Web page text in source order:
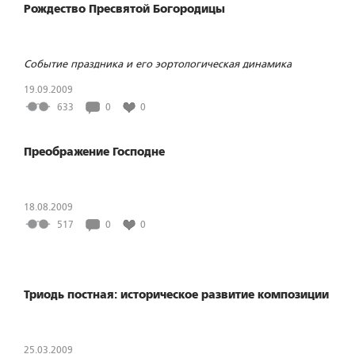
Рождество Пресвятой Богородицы
Событие праздника и его эортологическая динамика
19.09.2009
633
0 0
Преображение Господне
18.08.2009
517
0 0
Триодь постная: историческое развитие композиции
25.03.2009